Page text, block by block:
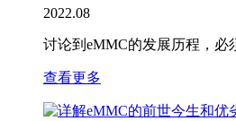
2022.08
讨论到eMMC的发展历程，必
查看更多